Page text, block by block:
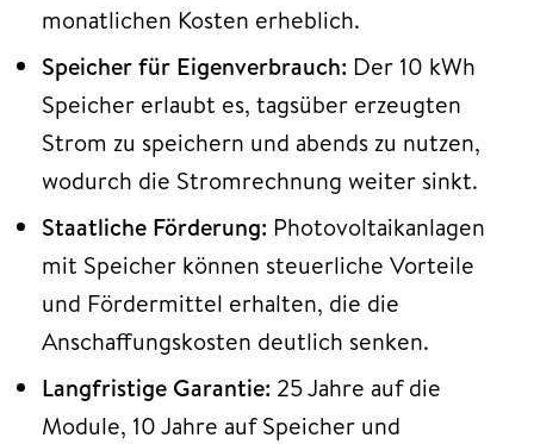
monatlichen Kosten erheblich.
Speicher für Eigenverbrauch: Der 10 kWh
Speicher erlaubt es, tagsüber erzeugten
Strom zu speichern und abends zu nutzen,
wodurch die Stromrechnung weiter sinkt.
Staatliche Förderung: Photovoltaikanlagen
mit Speicher können steuerliche Vorteile
und Fördermittel erhalten, die die
Anschaffungskosten deutlich senken.
Langfristige Garantie: 25 Jahre auf die
Module, 10 Jahre auf Speicher und